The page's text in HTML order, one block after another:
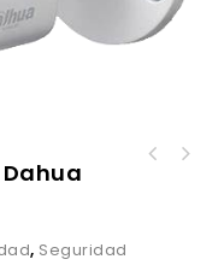
, Seguridad